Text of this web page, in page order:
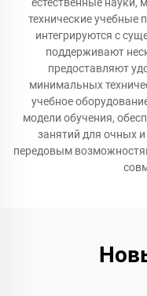
технические
интегрируются с
поддерживают
предоставляют
минимальных
учебное
модели обучения,
занятий для очных
передовым